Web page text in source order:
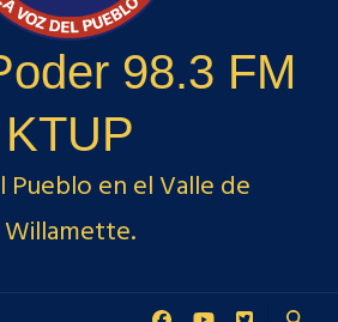
98.3 FM
KTUP
Pueblo en el Valle de
Willamette.